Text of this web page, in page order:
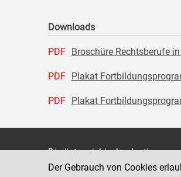
Downloads
PDF Broschüre Rechtsberufe
PDF Plakat
PDF Plakat
Die österreichische Justiz
Bundesministerium für Justiz
Der Gebrauch von Cookies